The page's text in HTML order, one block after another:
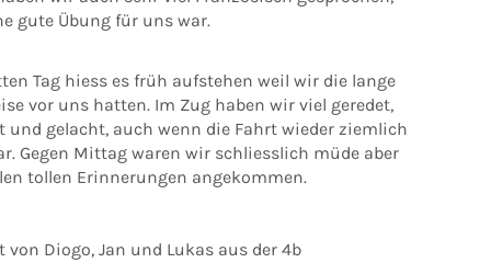
gute Übung für uns war.
Tag hiess es früh aufstehen weil wir die lange
vor uns hatten. Im Zug haben wir viel geredet,
und gelacht, auch wenn die Fahrt wieder ziemlich
Gegen Mittag waren wir schliesslich müde aber
tollen Erinnerungen angekommen.
von Diogo, Jan und Lukas aus der 4b